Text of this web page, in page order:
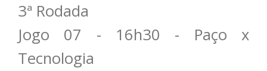
3ª Rodada
Jogo 07 - 16h30 - Paço x
Tecnologia